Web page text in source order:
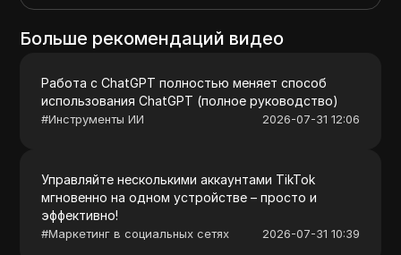
Больше рекомендаций видео
Работа с ChatGPT полностью меняет способ
использования ChatGPT (полное руководство)
#Инструменты ИИ 2026-07-31 12:06
Управляйте несколькими аккаунтами TikTok
мгновенно на одном устройстве – просто и
эффективно!
#Маркетинг в социальных сетях 2026-07-31 10:39